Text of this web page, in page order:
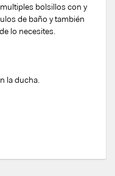
bolsillos con y
de baño y también
lo necesites.
la ducha.